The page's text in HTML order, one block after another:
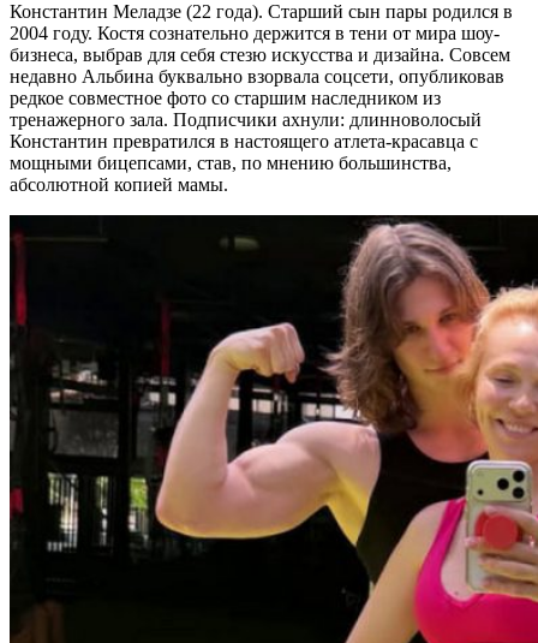
Константин Меладзе (22 года). Старший сын пары родился в
2004 году. Костя сознательно держится в тени от мира шоу-
бизнеса, выбрав для себя стезю искусства и дизайна. Совсем
недавно Альбина буквально взорвала соцсети, опубликовав
редкое совместное фото со старшим наследником из
тренажерного зала. Подписчики ахнули: длинноволосый
Константин превратился в настоящего атлета-красавца с
мощными бицепсами, став, по мнению большинства,
абсолютной копией мамы.